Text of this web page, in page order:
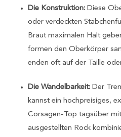
Die Konstruktion: Diese
oder verdeckten
Braut maximalen Halt
formen den Oberkörper
enden oft auf der Taille
Die Wandelbarkeit: Der
kannst ein hochpreisiges,
Corsagen-Top tagsüber
ausgestellten Rock